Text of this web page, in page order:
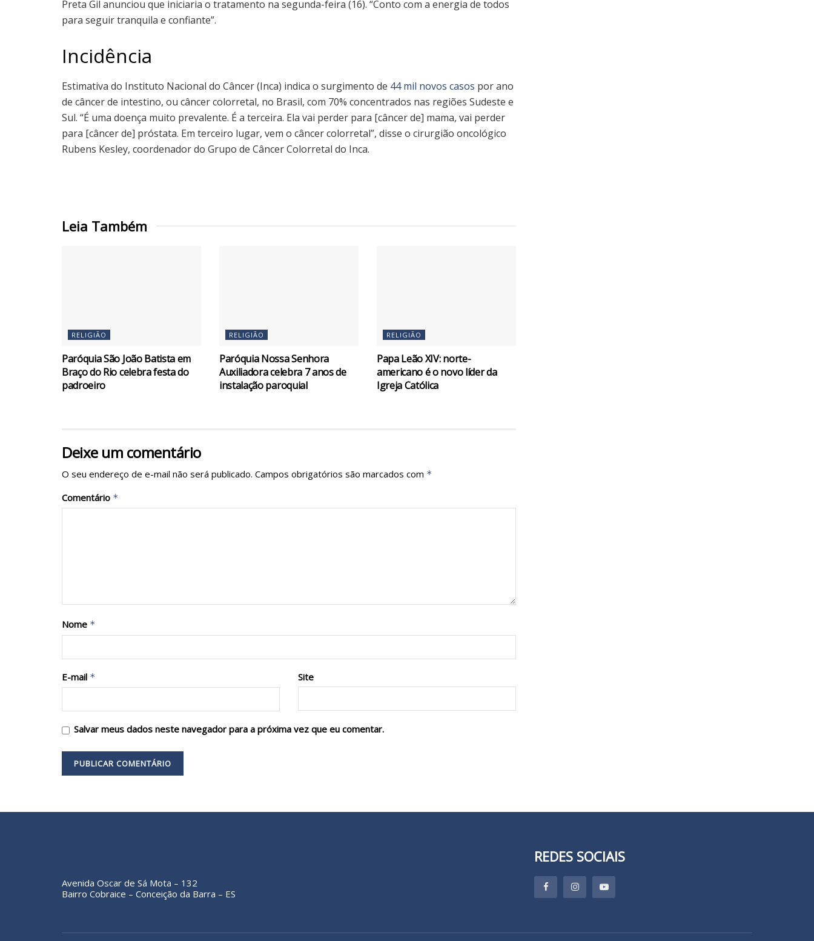
Preta Gil anunciou que iniciaria o tratamento na segunda-feira (16). “Conto com a energia de todos
para seguir tranquila e confiante”.
Incidência
Estimativa do Instituto Nacional do Câncer (Inca) indica o surgimento de 44 mil novos casos por ano
de câncer de intestino, ou câncer colorretal, no Brasil, com 70% concentrados nas regiões Sudeste e
Sul. “É uma doença muito prevalente. É a terceira. Ela vai perder para [câncer de] mama, vai perder
para [câncer de] próstata. Em terceiro lugar, vem o câncer colorretal”, disse o cirurgião oncológico
Rubens Kesley, coordenador do Grupo de Câncer Colorretal do Inca.
Leia Também
RELIGIÃO
Paróquia São João Batista em
Braço do Rio celebra festa do
padroeiro
RELIGIÃO
Paróquia Nossa Senhora
Auxiliadora celebra 7 anos de
instalação paroquial
RELIGIÃO
Papa Leão XIV: norte-
americano é o novo líder da
Igreja Católica
Deixe um comentário
O seu endereço de e-mail não será publicado. Campos obrigatórios são marcados com *
Comentário *
Nome *
E-mail * Site
Salvar meus dados neste navegador para a próxima vez que eu comentar.
Avenida Oscar de Sá Mota – 132
Bairro Cobraice – Conceição da Barra – ES
REDES SOCIAIS